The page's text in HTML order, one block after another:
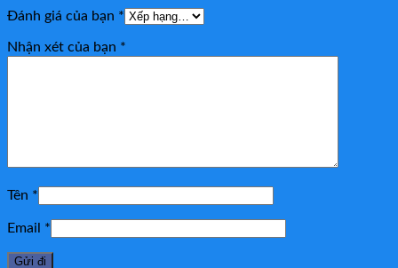
Đánh giá của bạn *
Nhận xét của bạn *
Tên *
Email *